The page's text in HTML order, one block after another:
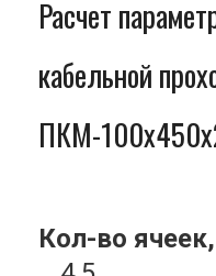
Расчет
кабельной
ПКМ-
Кол-во